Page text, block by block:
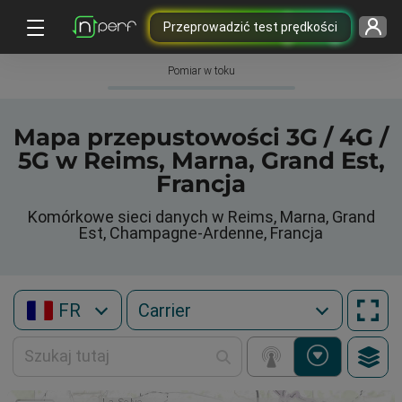
Przeprowadzić test prędkości
Pomiar w toku
Mapa przepustowości 3G / 4G /
5G w Reims, Marna, Grand Est,
Francja
Komórkowe sieci danych w Reims, Marna, Grand
Est, Champagne-Ardenne, Francja
FR